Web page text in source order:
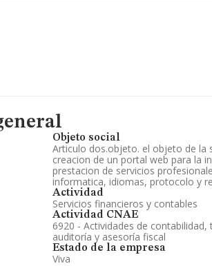
Objeto social
Articulo dos.objeto. el objeto de la
creacion de un portal web para la
prestacion de servicios
informatica, idiomas, protocolo y
Actividad
Servicios financieros y contables
Actividad CNAE
6920 - Actividades de contabilidad,
auditoría y asesoría fiscal
Estado de la empresa
Viva